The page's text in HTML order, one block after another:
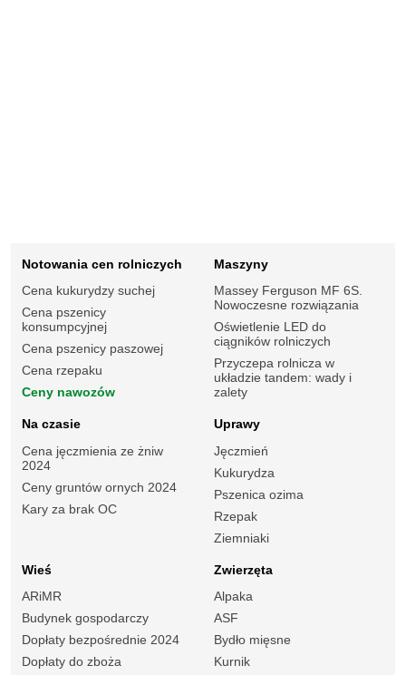
Notowania cen rolniczych
Cena kukurydzy suchej
Cena pszenicy
konsumpcyjnej
Cena pszenicy paszowej
Cena rzepaku
Ceny nawozów
Maszyny
Massey Ferguson MF 6S.
Nowoczesne rozwiązania
Oświetlenie LED do
ciągników rolniczych
Przyczepa rolnicza w
układzie tandem: wady i
zalety
Na czasie
Cena jęczmienia ze żniw
2024
Ceny gruntów ornych 2024
Kary za brak OC
Uprawy
Jęczmień
Kukurydza
Pszenica ozima
Rzepak
Ziemniaki
Wieś
ARiMR
Budynek gospodarczy
Dopłaty bezpośrednie 2024
Dopłaty do zboża
Zwierzęta
Alpaka
ASF
Bydło mięsne
Kurnik